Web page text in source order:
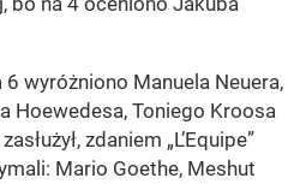
wyróżniono Manuela Neuera,
Hoewedesa, Toniego Kroosa
zdaniem „L’Equipe”
Mario Goethe, Meshut